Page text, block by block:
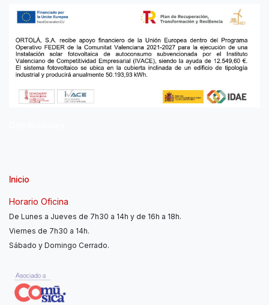
Inicio
Horario Oficina
De Lunes a Jueves de 7h30 a 14h y de 16h a 18h.
Viernes de 7h30 a 14h.
Sábado y Domingo Cerrado.